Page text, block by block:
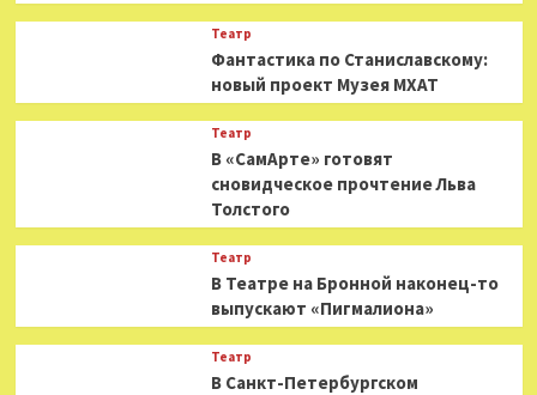
Театр
Фантастика по Станиславскому:
новый проект Музея МХАТ
Театр
В «СамАрте» готовят
сновидческое прочтение Льва
Толстого
Театр
В Театре на Бронной наконец-то
выпускают «Пигмалиона»
Театр
В Санкт-Петербургском